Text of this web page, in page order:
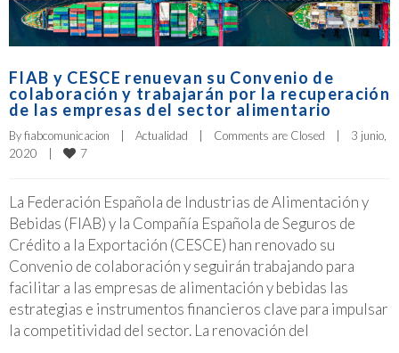
FIAB y CESCE renuevan su Convenio de
colaboración y trabajarán por la recuperación
de las empresas del sector alimentario
By fiabcomunicacion Actualidad Comments are Closed
3 junio,
2020
7
La Federación Española de Industrias de Alimentación y
Bebidas (FIAB) y la Compañía Española de Seguros de
Crédito a la Exportación (CESCE) han renovado su
Convenio de colaboración y seguirán trabajando para
facilitar a las empresas de alimentación y bebidas las
estrategias e instrumentos financieros clave para impulsar
la competitividad del sector. La renovación del